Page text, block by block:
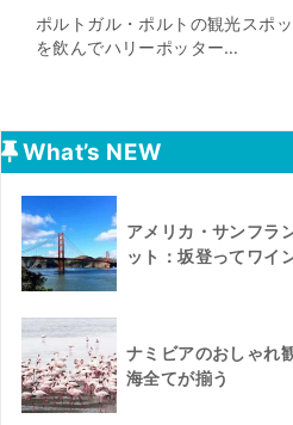
ポルトガル・ポルトの観光スポ
を飲んでハリーポッター…
What’s NEW
アメリカ・サンフラ
ット：坂登ってワイ
ナミビアのおしゃれ
海全てが揃う